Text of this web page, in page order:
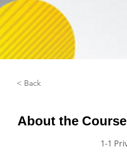
< Back
About the Course